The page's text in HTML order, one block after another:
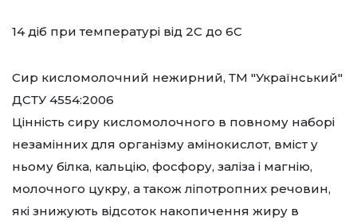
14 діб при температурі від 2С до 6С
Сир кисломолочний нежирний, ТМ "Український"
ДСТУ 4554:2006
Цінність сиру кисломолочного в повному наборі
незамінних для організму амінокислот, вміст у
ньому білка, кальцію, фосфору, заліза і магнію,
молочного цукру, а також ліпотропних речовин,
які знижують відсоток накопичення жиру в